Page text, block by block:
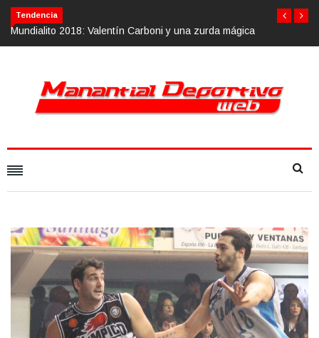
Tendencia
una zurda mágicaCalvario Race 2018, 10 de noviembre